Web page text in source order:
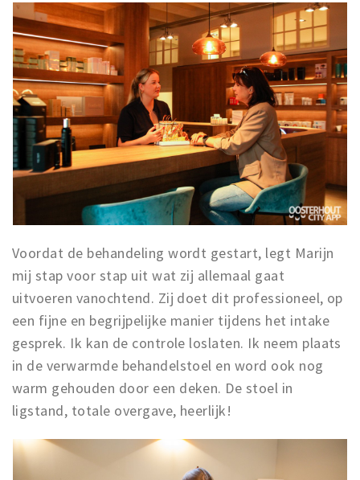
Voordat de behandeling wordt gestart, legt Marijn
mij stap voor stap uit wat zij allemaal gaat
uitvoeren vanochtend. Zij doet dit professioneel, op
een fijne en begrijpelijke manier tijdens het intake
gesprek. Ik kan de controle loslaten. Ik neem plaats
in de verwarmde behandelstoel en word ook nog
warm gehouden door een deken. De stoel in
ligstand, totale overgave, heerlijk!